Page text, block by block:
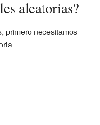
aleatorias?
primero necesitamos